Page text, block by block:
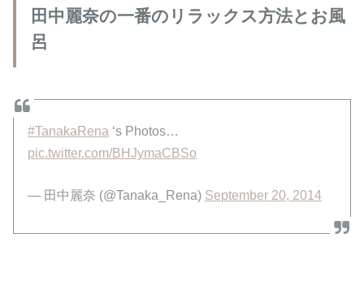
田中麗奈の一番のリラックス方法とお風
呂
#TanakaRena ‘s Photos…
pic.twitter.com/BHJymaCBSo
— 田中麗奈 (@Tanaka_Rena) September 20, 2014